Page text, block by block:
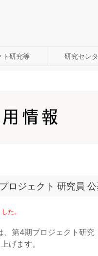
ト研究等 研究セン
ロジェクト 研究員
た。
、第4期プロジェクト研
げます。